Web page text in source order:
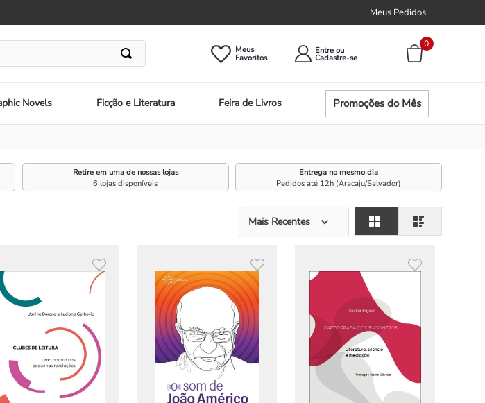
Meus Pedidos
Meus Entre ou
0
Novels Ficção e Literatura Feira de Livros Promoções do Mês
Retire em uma de nossas lojas
6 lojas disponíveis
Entrega no mesmo dia
Pedidos até 12h (Aracaju/Salvador)
Mais Recentes